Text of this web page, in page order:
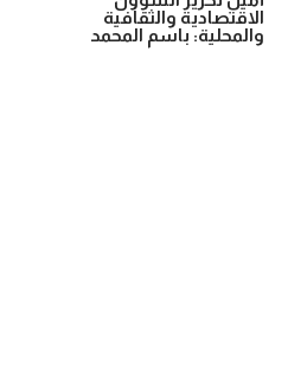
الاقتصادية والثقافية
والمحلية: باسم المحمد